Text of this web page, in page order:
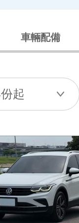
車輛配備